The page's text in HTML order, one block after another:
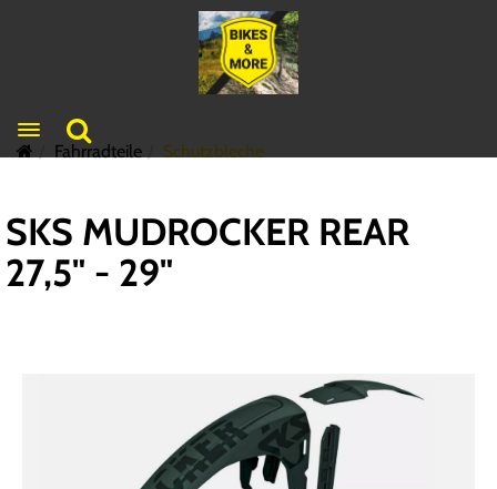
Toggle navigation
Fahrradteile
Schutzbleche
SKS MUDROCKER REAR
27,5" - 29"